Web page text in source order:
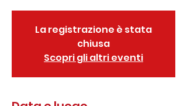
La registrazione è stata
chiusa
Scopri gli altri eventi